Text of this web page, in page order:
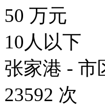
50 万元
10人以下
张家港 - 市
23592 次